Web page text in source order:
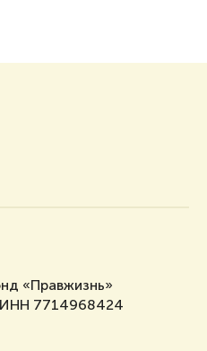
«Правжизнь»
7714968424